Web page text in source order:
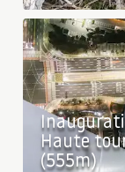
Haute
(555m)